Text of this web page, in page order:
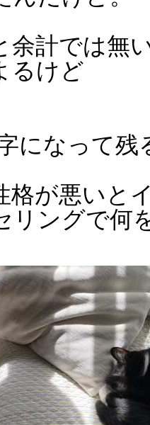
余計では無
るけど
になって
が悪いと
ングで何